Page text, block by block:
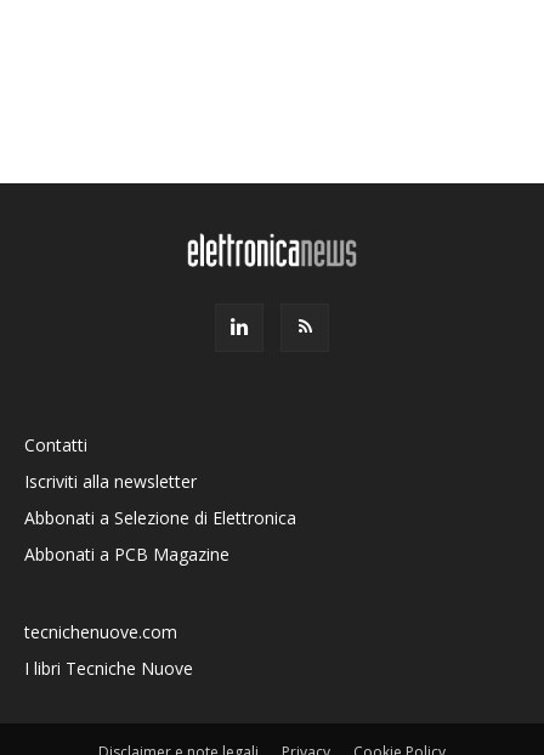
Contatti
Iscriviti alla newsletter
Abbonati a Selezione di Elettronica
Abbonati a PCB Magazine
tecnichenuove.com
I libri Tecniche Nuove